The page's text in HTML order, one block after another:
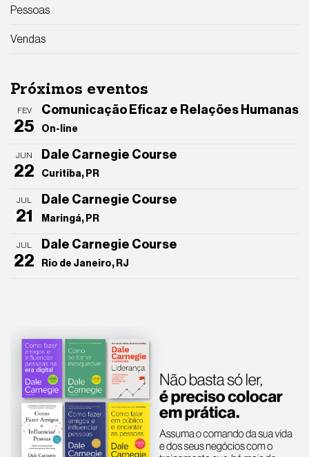
Pessoas
Vendas
Próximos eventos
FEV
25
Comunicação Eficaz e Relações Humanas
On-line
JUN
22
Dale Carnegie Course
Curitiba, PR
JUL
21
Dale Carnegie Course
Maringá, PR
JUL
22
Dale Carnegie Course
Rio de Janeiro, RJ